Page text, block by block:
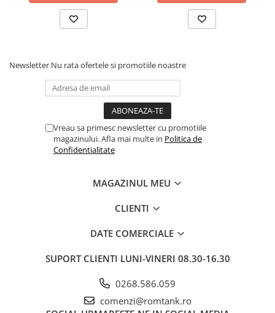
Newsletter Nu rata ofertele si promotiile noastre
Vreau sa primesc newsletter cu promotiile
magazinului. Afla mai multe in Politica de
Confidentialitate
MAGAZINUL MEU
CLIENTI
DATE COMERCIALE
SUPORT CLIENTI LUNI-VINERI 08.30-16.30
0268.586.059
comenzi@romtank.ro